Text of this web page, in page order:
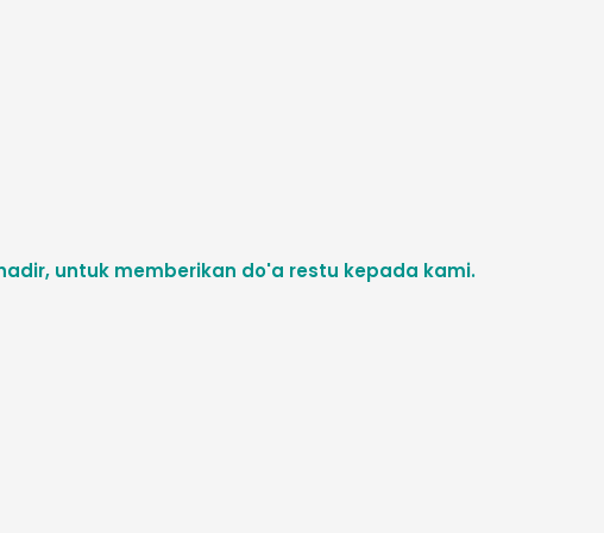
untuk memberikan do'a restu kepada kami.